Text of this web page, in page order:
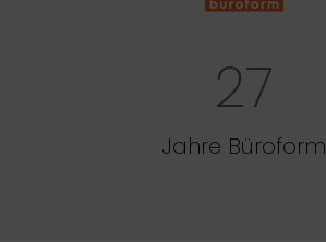
27
Jahre Büroform